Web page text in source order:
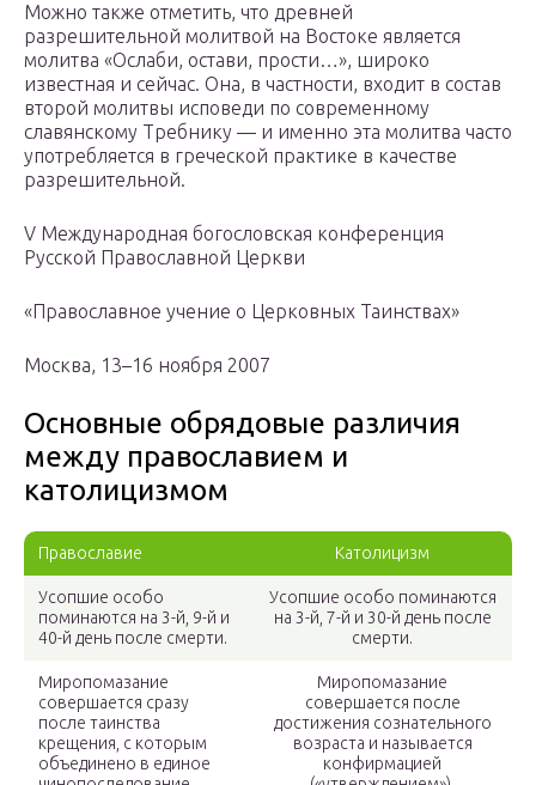
Можно также отметить, что древней
разрешительной молитвой на Востоке является
молитва «Ослаби, остави, прости…», широко
известная и сейчас. Она, в частности, входит в состав
второй молитвы исповеди по современному
славянскому Требнику — и именно эта молитва часто
употребляется в греческой практике в качестве
разрешительной.
V Международная богословская конференция
Русской Православной Церкви
«Православное учение о Церковных Таинствах»
Москва, 13–16 ноября 2007
Основные обрядовые различия
между православием и
католицизмом
Православие Католицизм
Усопшие особо
поминаются на 3-й, 9-й и
40-й день после смерти.
Усопшие особо поминаются
на 3-й, 7-й и 30-й день после
смерти.
Миропомазание
совершается сразу
после таинства
крещения, с которым
объединено в единое
Миропомазание
совершается после
достижения сознательного
возраста и называется
конфирмацией